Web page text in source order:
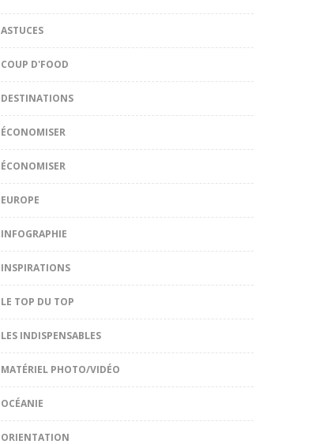
ASTUCES
COUP D'FOOD
DESTINATIONS
ÉCONOMISER
ÉCONOMISER
EUROPE
INFOGRAPHIE
INSPIRATIONS
LE TOP DU TOP
LES INDISPENSABLES
MATÉRIEL PHOTO/VIDÉO
OCÉANIE
ORIENTATION